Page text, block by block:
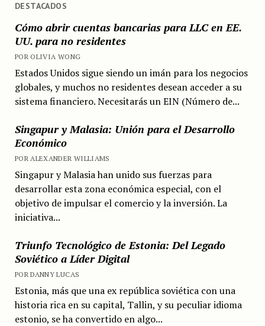
DESTACADOS
Cómo abrir cuentas bancarias para LLC en EE.
UU. para no residentes
POR OLIVIA WONG
Estados Unidos sigue siendo un imán para los negocios
globales, y muchos no residentes desean acceder a su
sistema financiero. Necesitarás un EIN (Número de...
Singapur y Malasia: Unión para el Desarrollo
Económico
POR ALEXANDER WILLIAMS
Singapur y Malasia han unido sus fuerzas para
desarrollar esta zona económica especial, con el
objetivo de impulsar el comercio y la inversión. La
iniciativa...
Triunfo Tecnológico de Estonia: Del Legado
Soviético a Líder Digital
POR DANNY LUCAS
Estonia, más que una ex república soviética con una
historia rica en su capital, Tallin, y su peculiar idioma
estonio, se ha convertido en algo...